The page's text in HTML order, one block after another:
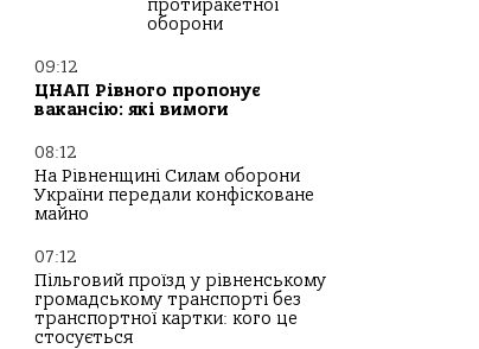
протиракетної
оборони
09:12
ЦНАП Рівного пропонує
вакансію: які вимоги
08:12
На Рівненщині Силам оборони
України передали конфісковане
майно
07:12
Пільговий проїзд у рівненському
громадському транспорті без
транспортної картки: кого це
стосується